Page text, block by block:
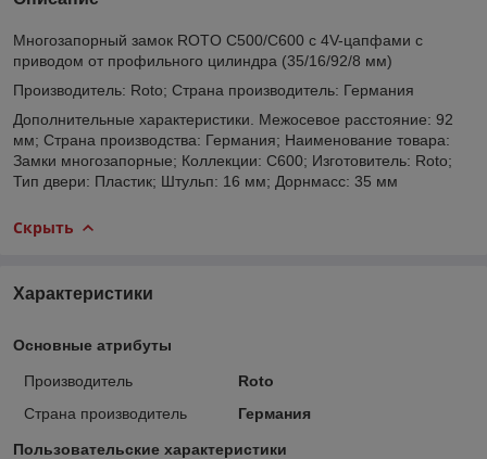
Многозапорный замок ROTO С500/С600 с 4V-цапфами с
приводом от профильного цилиндра (35/16/92/8 мм)
Производитель: Roto; Страна производитель: Германия
Дополнительные характеристики. Межосевое расстояние: 92
мм; Страна производства: Германия; Наименование товара:
Замки многозапорные; Коллекции: C600; Изготовитель: Roto;
Тип двери: Пластик; Штульп: 16 мм; Дорнмасс: 35 мм
Скрыть
Характеристики
Основные атрибуты
Производитель
Roto
Страна производитель
Германия
Пользовательские характеристики